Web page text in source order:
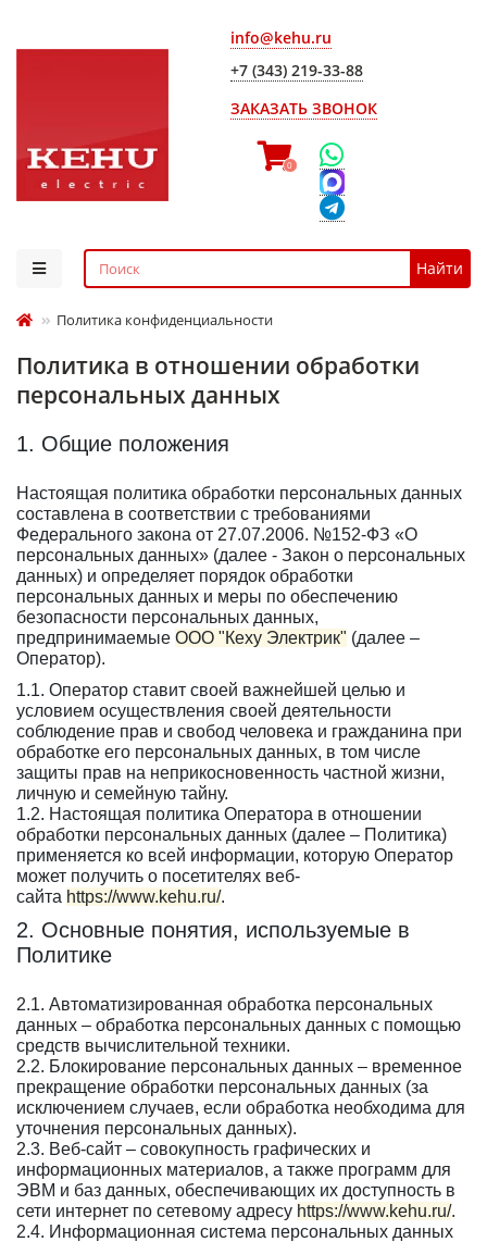
info@kehu.ru
+7 (343) 219-33-88
ЗАКАЗАТЬ ЗВОНОК
0
Найти
Политика конфиденциальности
Политика в отношении обработки
персональных данных
1. Общие положения
Настоящая политика обработки персональных данных
составлена в соответствии с требованиями
Федерального закона от 27.07.2006. №152-ФЗ «О
персональных данных» (далее - Закон о персональных
данных) и определяет порядок обработки
персональных данных и меры по обеспечению
безопасности персональных данных,
предпринимаемые ООО "Кеху Электрик" (далее –
Оператор).
1.1. Оператор ставит своей важнейшей целью и
условием осуществления своей деятельности
соблюдение прав и свобод человека и гражданина при
обработке его персональных данных, в том числе
защиты прав на неприкосновенность частной жизни,
личную и семейную тайну.
1.2. Настоящая политика Оператора в отношении
обработки персональных данных (далее – Политика)
применяется ко всей информации, которую Оператор
может получить о посетителях веб-
сайта https://www.kehu.ru/.
2. Основные понятия, используемые в
Политике
2.1. Автоматизированная обработка персональных
данных – обработка персональных данных с помощью
средств вычислительной техники.
2.2. Блокирование персональных данных – временное
прекращение обработки персональных данных (за
исключением случаев, если обработка необходима для
уточнения персональных данных).
2.3. Веб-сайт – совокупность графических и
информационных материалов, а также программ для
ЭВМ и баз данных, обеспечивающих их доступность в
сети интернет по сетевому адресу https://www.kehu.ru/.
2.4. Информационная система персональных данных